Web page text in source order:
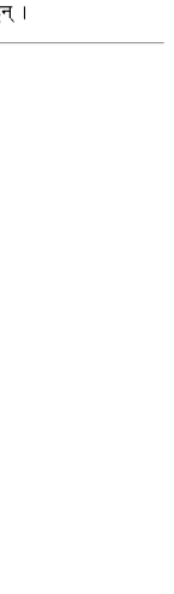
।